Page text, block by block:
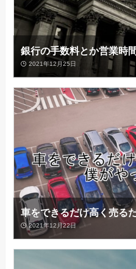
銀行の手数料とか営業時
2021年12月25日
車をできるだけ高く売る
2021年12月22日